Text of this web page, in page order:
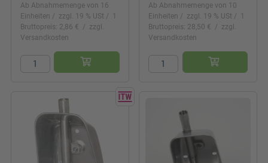
Ab Abnahmemenge von 16
Einheiten
zzgl. 19 % USt
1
Bruttopreis: 2,86 €
zzgl.
Versandkosten
Ab Abnahmemenge von 10
Einheiten
zzgl. 19 % USt
1
Bruttopreis: 28,50 €
zzgl.
Versandkosten